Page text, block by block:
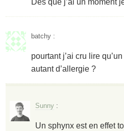
batchy :
pourtant j’ai cru lire
autant d’allergie ?
Sunny :
Un sphynx est en effet